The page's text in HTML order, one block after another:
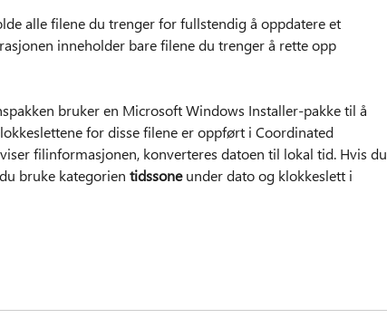
alle filene du trenger for fullstendig å oppdatere et
inneholder bare filene du trenger å rette opp
bruker en Microsoft Windows Installer-pakke til å
for disse filene er oppført i Coordinated
filinformasjonen, konverteres datoen til lokal tid. Hvis du
bruke kategorien tidssoneunder dato og klokkeslett i